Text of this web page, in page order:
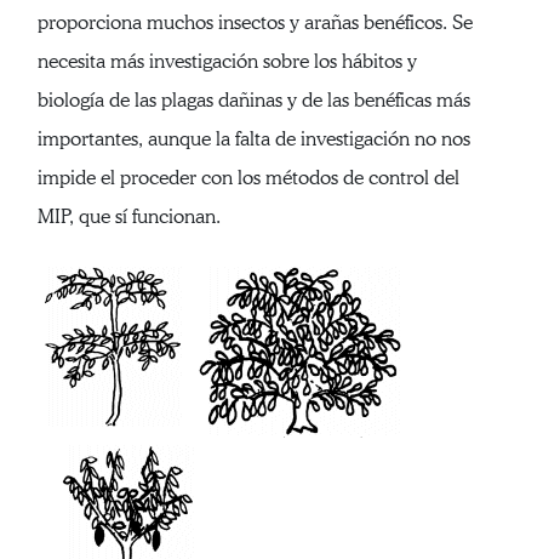
proporciona muchos insectos y arañas benéficos. Se
necesita más investigación sobre los hábitos y
biología de las plagas dañinas y de las benéficas más
importantes, aunque la falta de investigación no nos
impide el proceder con los métodos de control del
MIP, que sí funcionan.